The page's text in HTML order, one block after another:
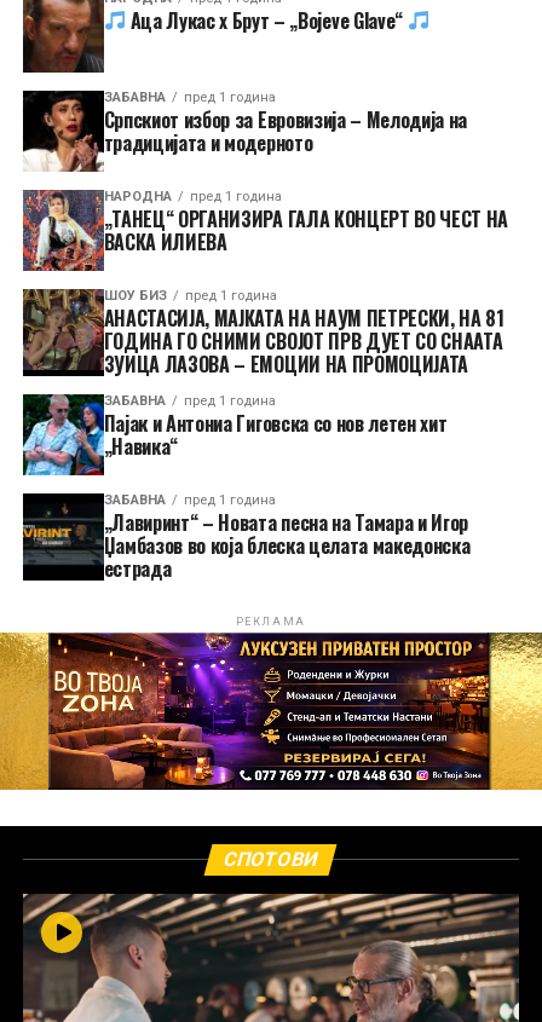
Аца Лукас x Брут – „Bojeve Glave“
ЗАБАВНА пред 1 година
Српскиот избор за Евровизија – Мелодија на
традицијата и модерното
НАРОДНА пред 1 година
„ТАНЕЦ“ ОРГАНИЗИРА ГАЛА КОНЦЕРТ ВО ЧЕСТ НА
ВАСКА ИЛИЕВА
ШОУ БИЗ пред 1 година
АНАСТАСИЈА, МАЈКАТА НА НАУМ ПЕТРЕСКИ, НА 81
ГОДИНА ГО СНИМИ СВОЈОТ ПРВ ДУЕТ СО СНААТА
ЗУИЦА ЛАЗОВА – ЕМОЦИИ НА ПРОМОЦИЈАТА
ЗАБАВНА пред 1 година
Пајак и Антониа Гиговска со нов летен хит
„Навика“
ЗАБАВНА пред 1 година
„Лавиринт“ – Новата песна на Тамара и Игор
Џамбазов во која блеска целата македонска
естрада
РЕКЛАМА
СПОТОВИ